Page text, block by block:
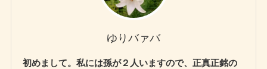
ゆりバァバ
初めまして。私には孫が２人いますので、正真正銘の